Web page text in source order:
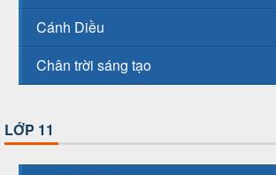
Cánh Diều
Chân trời sáng tạo
LỚP 11